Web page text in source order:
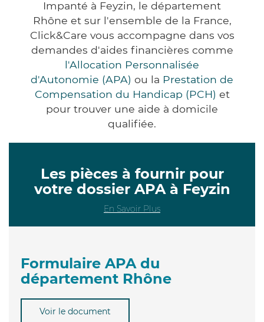
Impanté à Feyzin, le département
Rhône et sur l'ensemble de la France,
Click&Care vous accompagne dans vos
demandes d'aides financières comme
l'Allocation Personnalisée
d'Autonomie (APA) ou la Prestation de
Compensation du Handicap (PCH) et
pour trouver une aide à domicile
qualifiée.
Les pièces à fournir pour
votre dossier APA à Feyzin
En Savoir Plus
Formulaire APA du
département Rhône
Voir le document